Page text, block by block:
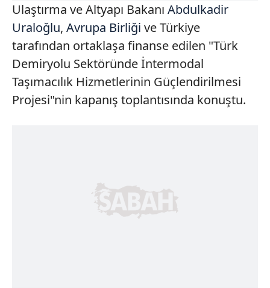
Ulaştırma ve Altyapı Bakanı Abdulkadir
Uraloğlu, Avrupa Birliği ve Türkiye
tarafından ortaklaşa finanse edilen "Türk
Demiryolu Sektöründe İntermodal
Taşımacılık Hizmetlerinin Güçlendirilmesi
Projesi"nin kapanış toplantısında konuştu.